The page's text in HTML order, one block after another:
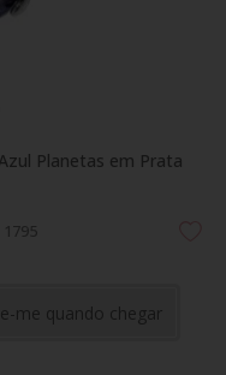
Planetas em Prata
1795
me quando chegar